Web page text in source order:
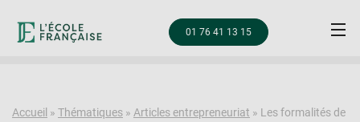
01 76 41 13 15
Accueil » Thématiques » Articles entrepreneuriat » Les formalités de